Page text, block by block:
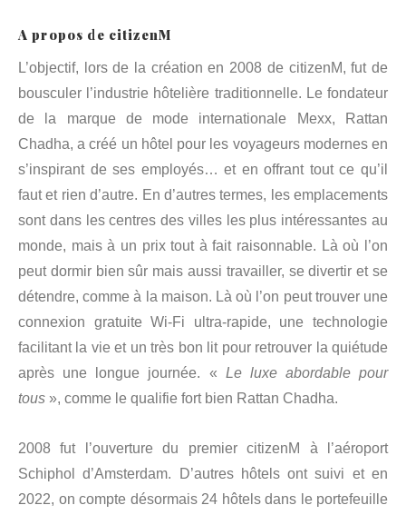
A propos de citizenM
L’objectif, lors de la création en 2008 de citizenM, fut de
bousculer l’industrie hôtelière traditionnelle. Le fondateur
de la marque de mode internationale Mexx, Rattan
Chadha, a créé un hôtel pour les voyageurs modernes en
s’inspirant de ses employés… et en offrant tout ce qu’il
faut et rien d’autre. En d’autres termes, les emplacements
sont dans les centres des villes les plus intéressantes au
monde, mais à un prix tout à fait raisonnable. Là où l’on
peut dormir bien sûr mais aussi travailler, se divertir et se
détendre, comme à la maison. Là où l’on peut trouver une
connexion gratuite Wi-Fi ultra-rapide, une technologie
facilitant la vie et un très bon lit pour retrouver la quiétude
après une longue journée. « Le luxe abordable pour
tous », comme le qualifie fort bien Rattan Chadha.
2008 fut l’ouverture du premier citizenM à l’aéroport
Schiphol d’Amsterdam. D’autres hôtels ont suivi et en
2022, on compte désormais 24 hôtels dans le portefeuille